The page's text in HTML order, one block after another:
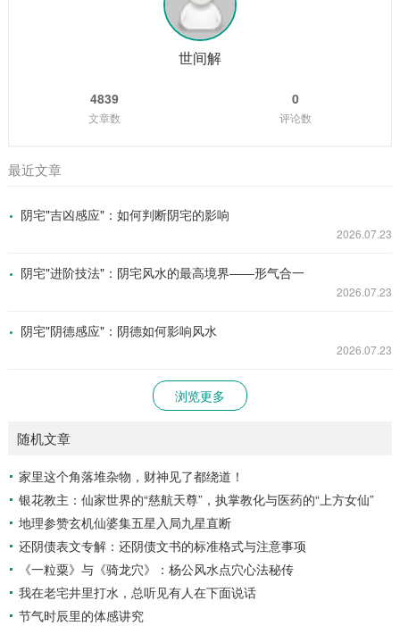
世间解
4839
文章数
0
评论数
最近文章
阴宅"吉凶感应"：如何判断阴宅的影响
2026.07.23
阴宅"进阶技法"：阴宅风水的最高境界——形气合一
2026.07.23
阴宅"阴德感应"：阴德如何影响风水
2026.07.23
浏览更多
随机文章
家里这个角落堆杂物，财神见了都绕道！
银花教主：仙家世界的“慈航天尊”，执掌教化与医药的“上方女仙”
地理参赞玄机仙婆集五星入局九星直断
还阴债表文专解：还阴债文书的标准格式与注意事项
《一粒粟》与《骑龙穴》：杨公风水点穴心法秘传
我在老宅井里打水，总听见有人在下面说话
节气时辰里的体感讲究